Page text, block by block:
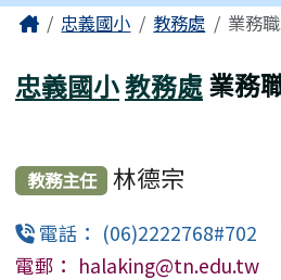
主內容區域
Home忠義國小 教務處 業務
忠義國小教務處業務
教務主任 林德宗
電話： (06)2222768#702
電郵： halaking@tn.edu.tw
頁尾區域